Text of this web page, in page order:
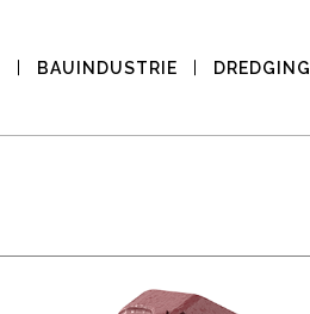
BAUINDUSTRIE DREDGING